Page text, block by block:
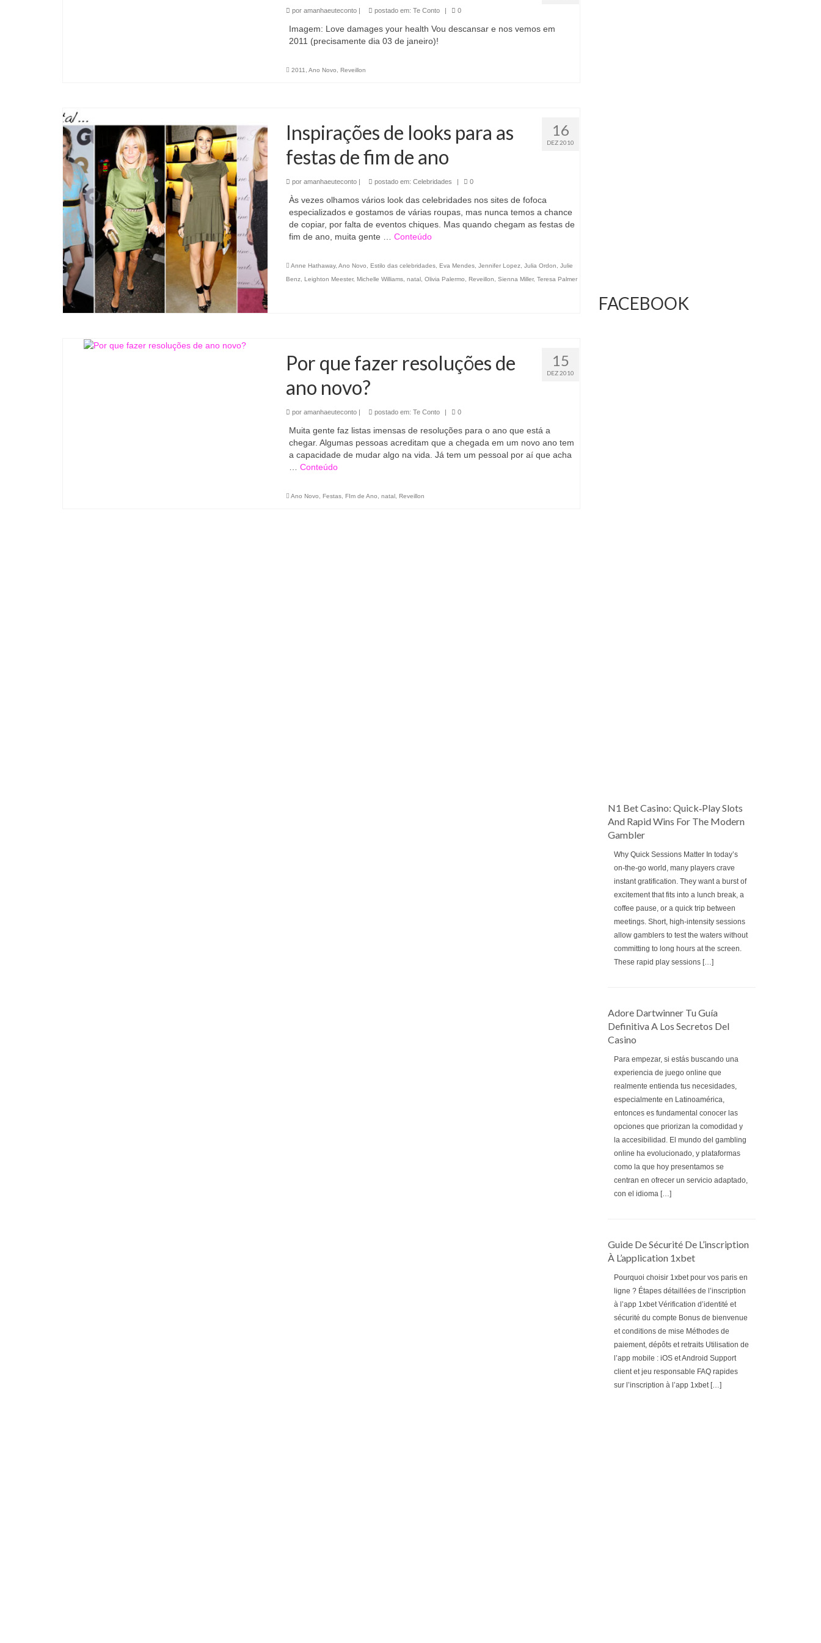
por amanhaeuteconto| postado em: Te Conto | 0
Imagem: Love damages your health Vou descansar e nos vemos em
2011 (precisamente dia 03 de janeiro)!
2011 Ano Novo Reveillon
16
DEZ 2010
Inspirações de looks para as
festas de fim de ano
por amanhaeuteconto| postado em: Celebridades | 0
Às vezes olhamos vários look das celebridades nos sites de fofoca
especializados e gostamos de várias roupas, mas nunca temos a chance
de copiar, por falta de eventos chiques. Mas quando chegam as festas de
fim de ano, muita gente … Conteúdo
Anne Hathaway, Ano Novo Estilo das celebridades, Eva Mendes, Jennifer Lopez, Julia Ordon
Julie
Benz, Leighton Meester, Michelle Williams, natal, Olivia Palermo Reveillon Sienna Miller, Teresa Palmer
15
DEZ 2010
Por que fazer resoluções de
ano novo?
por amanhaeuteconto| postado em: Te Conto | 0
Muita gente faz listas imensas de resoluções para o ano que está a
chegar. Algumas pessoas acreditam que a chegada em um novo ano tem
a capacidade de mudar algo na vida. Já tem um pessoal por aí que acha
Conteúdo
Ano Novo Festas, FIm de Ano natal, Reveillon
FACEBOOK
N1 Bet Casino: Quick‑Play Slots
And Rapid Wins For The Modern
Gambler
Why Quick Sessions Matter In today’s
on‑the‑go world, many players crave
instant gratification. They want a burst of
excitement that fits into a lunch break, a
coffee pause, or a quick trip between
meetings. Short, high‑intensity sessions
allow gamblers to test the waters without
committing to long hours at the screen.
These rapid play sessions […]
Adore Dartwinner Tu Guía
Definitiva A Los Secretos Del
Casino
Para empezar, si estás buscando una
experiencia de juego online que
realmente entienda tus necesidades,
especialmente en Latinoamérica,
entonces es fundamental conocer las
opciones que priorizan la comodidad y
la accesibilidad. El mundo del gambling
online ha evolucionado, y plataformas
como la que hoy presentamos se
centran en ofrecer un servicio adaptado,
con el idioma […]
Guide De Sécurité De L’inscription
À L’application 1xbet
Pourquoi choisir 1xbet pour vos paris en
ligne ? Étapes détaillées de l’inscription
à l’app 1xbet Vérification d’identité et
sécurité du compte Bonus de bienvenue
et conditions de mise Méthodes de
paiement, dépôts et retraits Utilisation de
l’app mobile : iOS et Android Support
client et jeu responsable FAQ rapides
sur l’inscription à l’app 1xbet […]